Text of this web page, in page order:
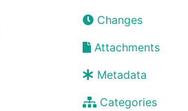
Changes
Attachments
Metadata
Categories